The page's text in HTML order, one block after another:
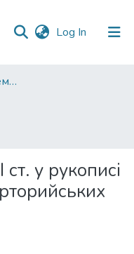
Log In (current)
012. Конференції та семінари НаУКМА
ст. у рукописі